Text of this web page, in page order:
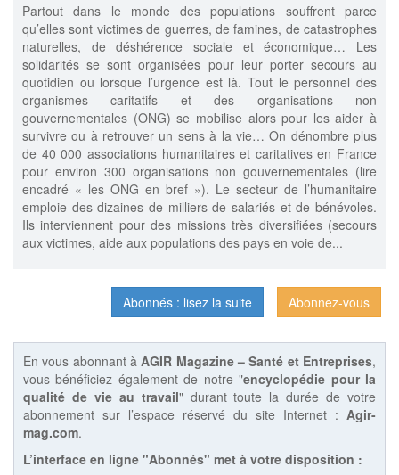
Partout dans le monde des populations souffrent parce
qu’elles sont victimes de guerres, de famines, de catastrophes
naturelles, de déshérence sociale et économique… Les
solidarités se sont organisées pour leur porter secours au
quotidien ou lorsque l’urgence est là. Tout le personnel des
organismes caritatifs et des organisations non
gouvernementales (ONG) se mobilise alors pour les aider à
survivre ou à retrouver un sens à la vie… On dénombre plus
de 40 000 associations humanitaires et caritatives en France
pour environ 300 organisations non gouvernementales (lire
encadré « les ONG en bref »). Le secteur de l’humanitaire
emploie des dizaines de milliers de salariés et de bénévoles.
Ils interviennent pour des missions très diversifiées (secours
aux victimes, aide aux populations des pays en voie de...
Abonnez-vous
Abonnés : lisez la suite
En vous abonnant à AGIR Magazine – Santé et Entreprises,
vous bénéficiez également de notre "encyclopédie pour la
qualité de vie au travail" durant toute la durée de votre
abonnement sur l’espace réservé du site Internet : Agir-
mag.com.
L’interface en ligne "Abonnés" met à votre disposition :